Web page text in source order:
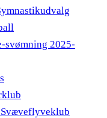
svømning 2025-